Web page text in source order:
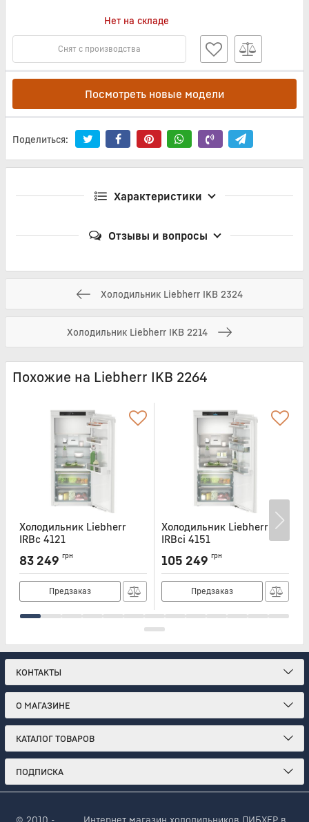
Нет на складе
Снят с производства
Посмотреть новые модели
Поделиться:
Характеристики
Отзывы и вопросы
Холодильник Liebherr IKB 2324
Холодильник Liebherr IKB 2214
Похожие на Liebherr IKB 2264
Холодильник Liebherr
IRBc 4121
IRBC4121
83 249 грн
Предзаказ
Холодильник Liebherr
IRBci 4151
IRBCI4151
105 249 грн
Предзаказ
КОНТАКТЫ
О МАГАЗИНЕ
КАТАЛОГ ТОВАРОВ
ПОДПИСКА